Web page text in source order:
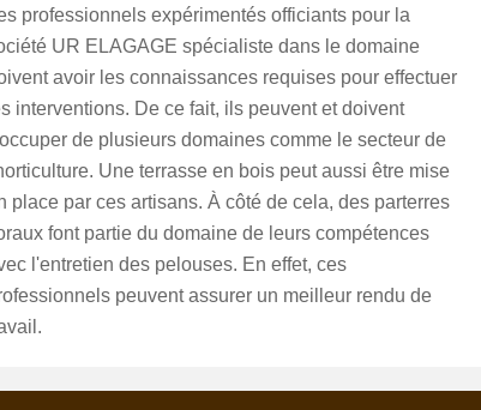
professionnels expérimentés officiants pour la
UR ELAGAGE spécialiste dans le domaine
avoir les connaissances requises pour effectuer
interventions. De ce fait, ils peuvent et doivent
de plusieurs domaines comme le secteur de
Une terrasse en bois peut aussi être mise
place par ces artisans. À côté de cela, des parterres
font partie du domaine de leurs compétences
l'entretien des pelouses. En effet, ces
peuvent assurer un meilleur rendu de